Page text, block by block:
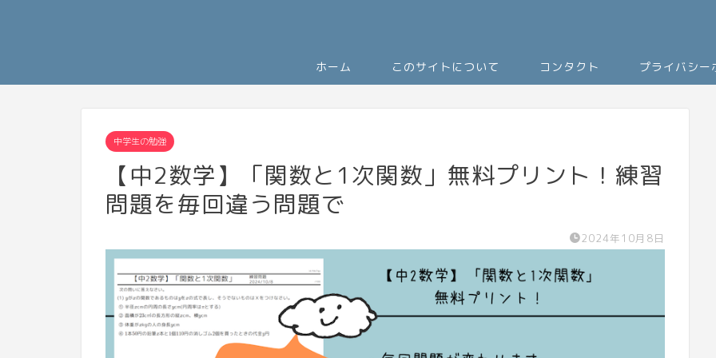
ホーム このサイトについて コンタクト プライバシー
中学生の勉強
【中2数学】「関数と1次関数」無料プリント！練習
問題を毎回違う問題で
2024年10月8日